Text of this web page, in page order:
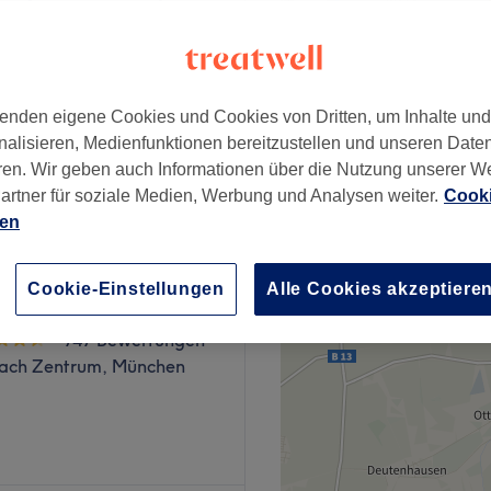
ab 35 €
in München
im Pep
747 Bewertungen
Zentrum, München
eigene Cookies und Cookies von Dritten, um Inhalte
Medienfunktionen bereitzustellen und unseren
Wir geben auch Informationen über die Nutzung unserer
für soziale Medien, Werbung und Analysen weiter.
Cookie-Einstellungen Alle Cookies akzeptieren